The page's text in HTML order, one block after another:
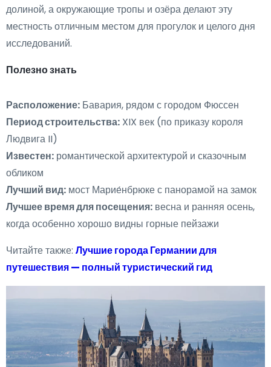
долиной, а окружающие тропы и озёра делают эту
местность отличным местом для прогулок и целого дня
исследований.
Полезно знать
Расположение: Бавария, рядом с городом Фюссен
Период строительства: XIX век (по приказу короля
Людвига II)
Известен: романтической архитектурой и сказочным
обликом
Лучший вид: мост Марие́нбрюке с панорамой на замок
Лучшее время для посещения: весна и ранняя осень,
когда особенно хорошо видны горные пейзажи
Читайте также: Лучшие города Германии для
путешествия — полный туристический гид